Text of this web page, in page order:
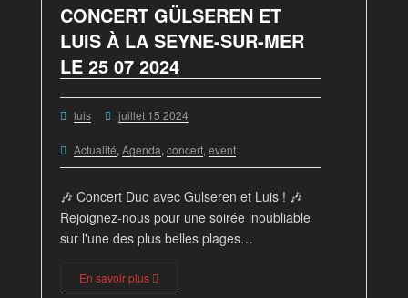
CONCERT GÜLSEREN ET
LUIS À LA SEYNE-SUR-MER
LE 25 07 2024
luis juillet 15 2024
Actualité, Agenda, concert, event
🎶 Concert Duo avec Gulseren et Luis ! 🎶
Rejoignez-nous pour une soirée inoubliable
sur l'une des plus belles plages…
En savoir plus